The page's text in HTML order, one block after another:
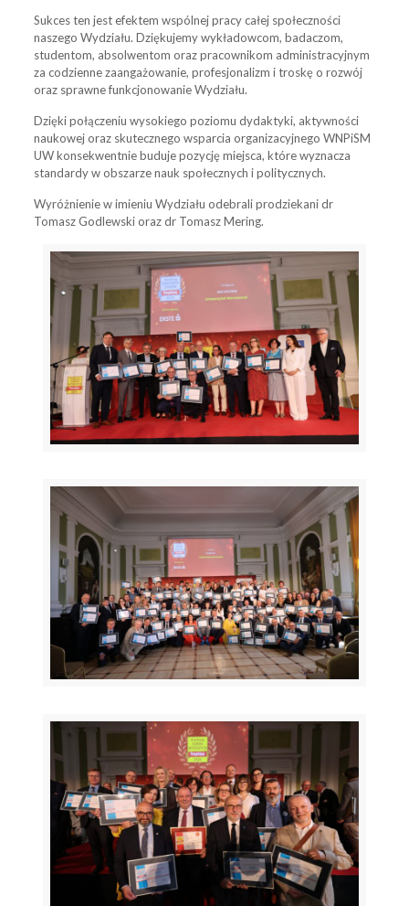
Sukces ten jest efektem wspólnej pracy całej społeczności
naszego Wydziału. Dziękujemy wykładowcom, badaczom,
studentom, absolwentom oraz pracownikom administracyjnym
za codzienne zaangażowanie, profesjonalizm i troskę o rozwój
oraz sprawne funkcjonowanie Wydziału.
Dzięki połączeniu wysokiego poziomu dydaktyki, aktywności
naukowej oraz skutecznego wsparcia organizacyjnego WNPiSM
UW konsekwentnie buduje pozycję miejsca, które wyznacza
standardy w obszarze nauk społecznych i politycznych.
Wyróżnienie w imieniu Wydziału odebrali prodziekani dr
Tomasz Godlewski oraz dr Tomasz Mering.